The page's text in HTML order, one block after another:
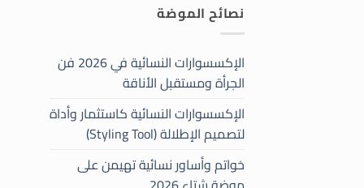
نصائح الموضة
الإكسسوارات النسائية في 2026 فن
الجرأة ومستقبل الأناقة
الإكسسوارات النسائية كاستثمار وأداة
لتصميم الإطلالة (Styling Tool)
خواتم وأساور نسائية تهيمن على